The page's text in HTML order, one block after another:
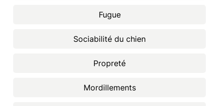
Fugue
Sociabilité du chien
Propreté
Mordillements